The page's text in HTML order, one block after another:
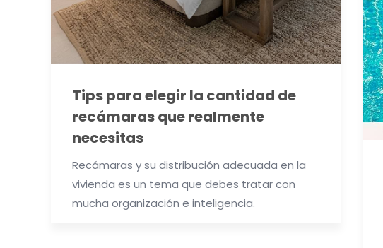
Tips para elegir la cantidad de
recámaras que realmente
necesitas
Recámaras y su distribución adecuada en la
vivienda es un tema que debes tratar con
mucha organización e inteligencia.